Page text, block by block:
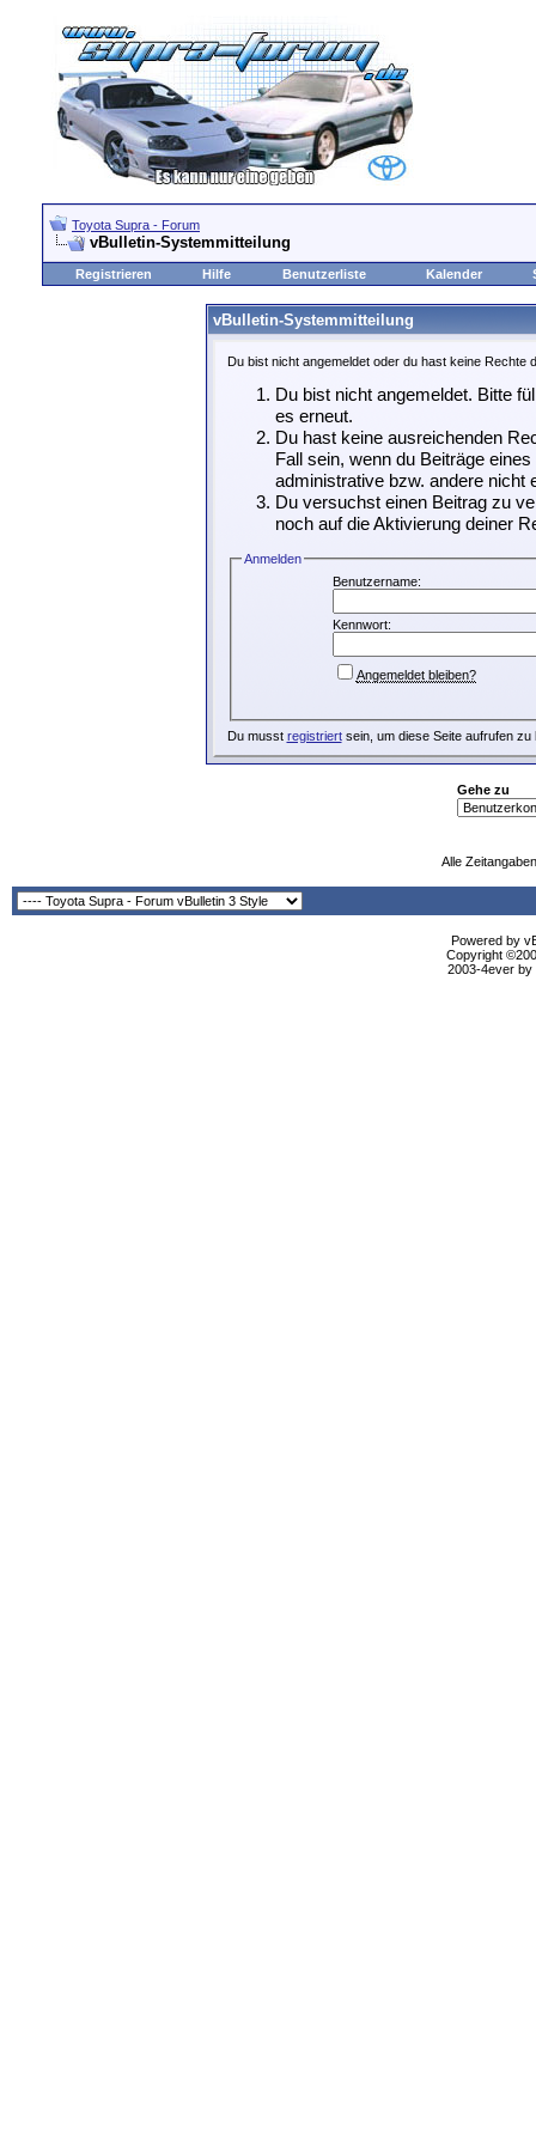
Toyota Supra - Forum
vBulletin-Systemmitteilung
Registrieren Hilfe Benutzerliste Kalender
vBulletin-Systemmitteilung
Du bist nicht angemeldet oder du hast keine Rechte
Du bist nicht angemeldet. Bitte
es erneut.
Du hast keine ausreichenden
Fall sein, wenn du Beiträge
administrative bzw. andere nicht
Du versuchst einen Beitrag zu
noch auf die Aktivierung deiner
Anmelden
Benutzername:
Kennwort:
Angemeldet bleiben?
Du musst registriertsein, um diese Seite aufrufen zu
Gehe zu
Alle
Powered by
Copyright
2003-4ever by